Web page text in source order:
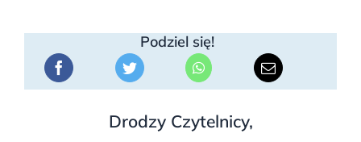
Podziel się!
Drodzy Czytelnicy,